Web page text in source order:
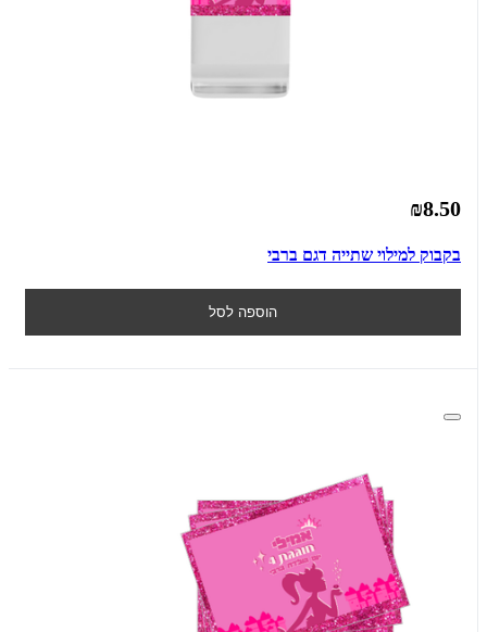
₪8.50
בקבוק למילוי שתייה דגם ברבי
הוספה לסל